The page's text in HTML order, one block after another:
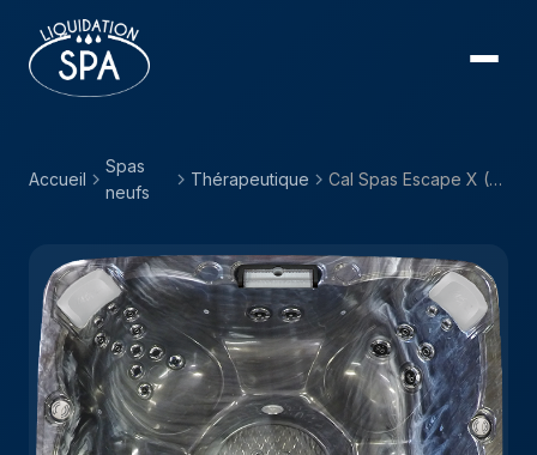
Accueil
Spas
neufs
Thérapeutique Cal Spas Escape X (EC) — EC-751LX